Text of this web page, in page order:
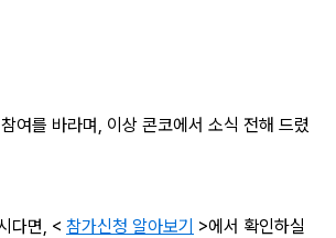
여를 바라며, 이상 콘코에서 소식 전해 드렸
다면, < 참가신청 알아보기 >에서 확인하실